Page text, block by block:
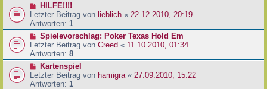
HILFE!!!!
Letzter Beitrag von lieblich « 22.12.2010, 20:19
Antworten: 1
Spielevorschlag: Poker Texas Hold Em
Letzter Beitrag von Creed « 11.10.2010, 01:34
Antworten: 8
Kartenspiel
Letzter Beitrag von hamigra « 27.09.2010, 15:22
Antworten: 1